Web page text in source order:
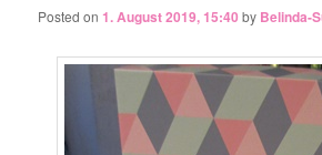
Posted on1. August 2019, 15:40 by Belinda-